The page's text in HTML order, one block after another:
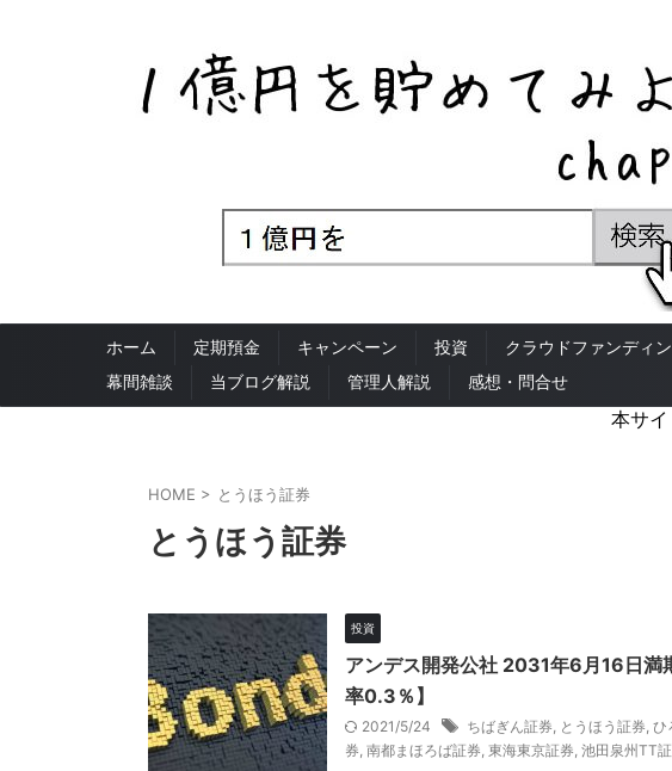
ホーム 定期預金 キャンペーン 投資 クラウドファンディ
幕間雑談
当ブログ解説 管理人解説 感想・問合せ
本サ
HOME > とうほう証券
とうほう証券
投資
アンデス開発公社 2031年6月16日満
率0.3％】
2021/5/24 ちばぎん証券, とうほう証券, ひ
券, 南都まほろば証券, 東海東京証券, 池田泉州TT